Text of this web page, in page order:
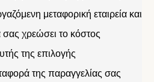
μεταφορική εταιρεία και
χρεώσει το κόστος
της επιλογής
της παραγγελίας σας